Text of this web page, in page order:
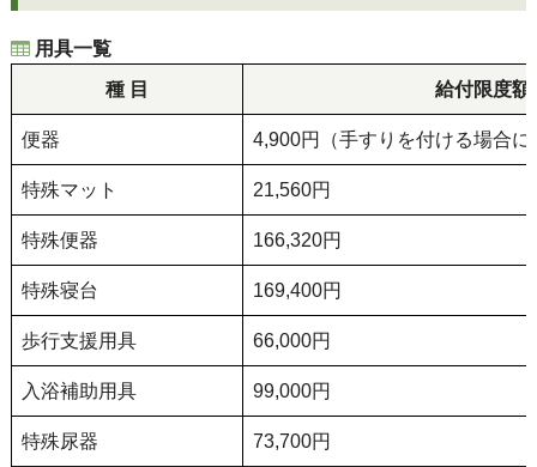
用具一覧
種 目
給付限度額
便器 4,900円（手すりを付ける場合
特殊マット 21,560円
特殊便器 166,320円
特殊寝台 169,400円
歩行支援用具 66,000円
入浴補助用具 99,000円
特殊尿器 73,700円